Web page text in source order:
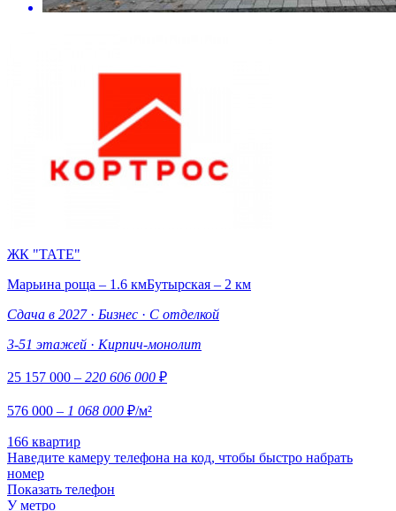
ЖК "ТАТЕ"
Марьина роща – 1.6 кмБутырская – 2 км
Сдача в 2027 · Бизнес · С отделкой
3-51 этажей · Кирпич-монолит
25 157 000 – 220 606 000 ₽
576 000 – 1 068 000 ₽/м²
166 квартир
Наведите камеру телефона на код, чтобы быстро набрать
номер
Показать телефон
У метро